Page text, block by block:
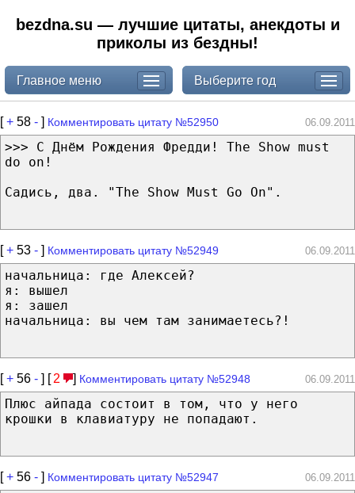
bezdna.su — лучшие цитаты, анекдоты и
приколы из бездны!
Главное меню Выберите год
[+ 58 - ] Комментировать цитату №52950 06.09.2011
>>> С Днём Рождения Фредди! The Show must
do on!
Садись, два. "The Show Must Go On".
[+ 53 - ] Комментировать цитату №52949 06.09.2011
начальница: где Алексей?
я: вышел
я: зашел
начальница: вы чем там занимаетесь?!
[+ 56 - ] [ 2 ] Комментировать цитату №52948 06.09.2011
Плюс айпада состоит в том, что у него
крошки в клавиатуру не попадают.
[+ 56 - ] Комментировать цитату №52947 06.09.2011